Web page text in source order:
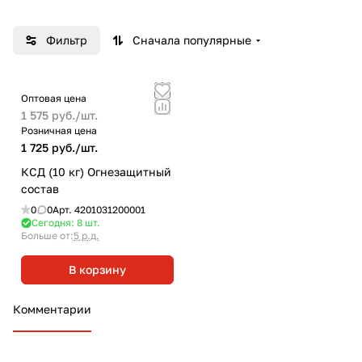
безопасности.
огнебиозащитных пропиточных составов для
древесины, в которой представлен один из
родоначальников сегмента в России – состав
КСД.
Фильтр Сначала популярные
Оптовая цена
1 575 руб./шт.
Розничная цена
1 725 руб./шт.
КСД (10 кг) Огнезащитный
состав
0 0Арт. 4201031200001
Сегодня: 8 шт.
Больше от:5 р.д.
В корзину
Комментарии